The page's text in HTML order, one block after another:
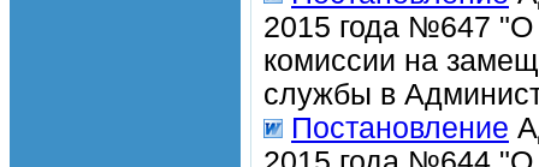
2015 года №647 "О
комиссии на
службы в
Постановление